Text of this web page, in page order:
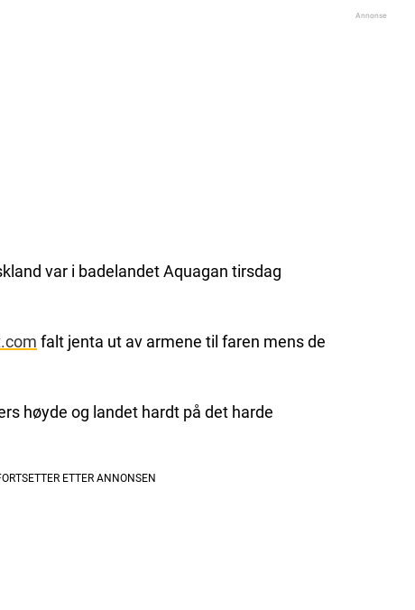
var i badelandet Aquagan tirsdag
falt jenta ut av armene til faren mens de
høyde og landet hardt på det harde